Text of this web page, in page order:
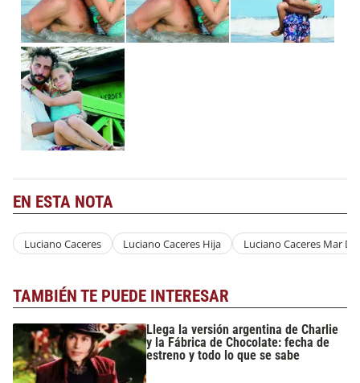
EN ESTA NOTA
Luciano Caceres Luciano Caceres Hija Luciano Caceres Mar
TAMBIÉN TE PUEDE INTERESAR
Llega la versión argentina de Charlie
y la Fábrica de Chocolate: fecha de
estreno y todo lo que se sabe